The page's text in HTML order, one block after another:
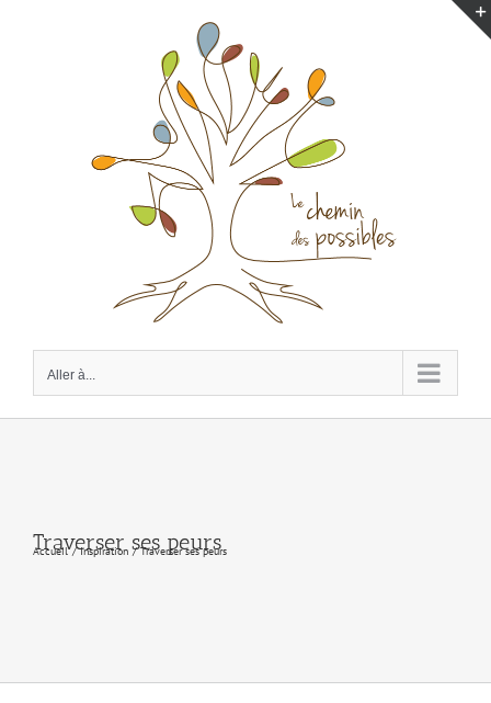
Aller à...
Traverser ses peurs
Accueil Inspiration Traverser ses peurs